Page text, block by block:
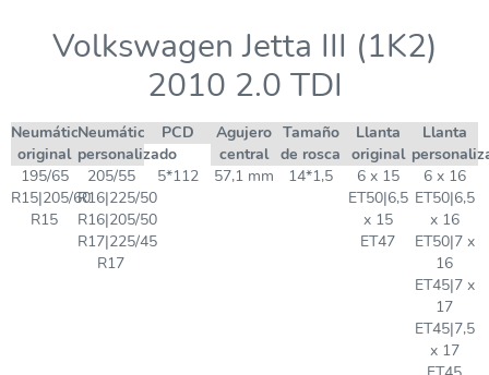
Volkswagen Jetta III (1K2)
2010 2.0 TDI
Neumático
original
Neumático
personalizado
PCD
Agujero
central
Tamaño
de rosca
Llanta
original
Llanta
195/65
R15|205/60
R15
205/55
R16|225/50
R16|205/50
R17|225/45
R17
5*112 57,1 mm 14*1,5
6 x 15
ET50|6,5
x 15
ET47
6 x 16
ET50|6,5
x 16
ET50|7 x
16
ET45|7 x
17
ET45|7,5
x 17